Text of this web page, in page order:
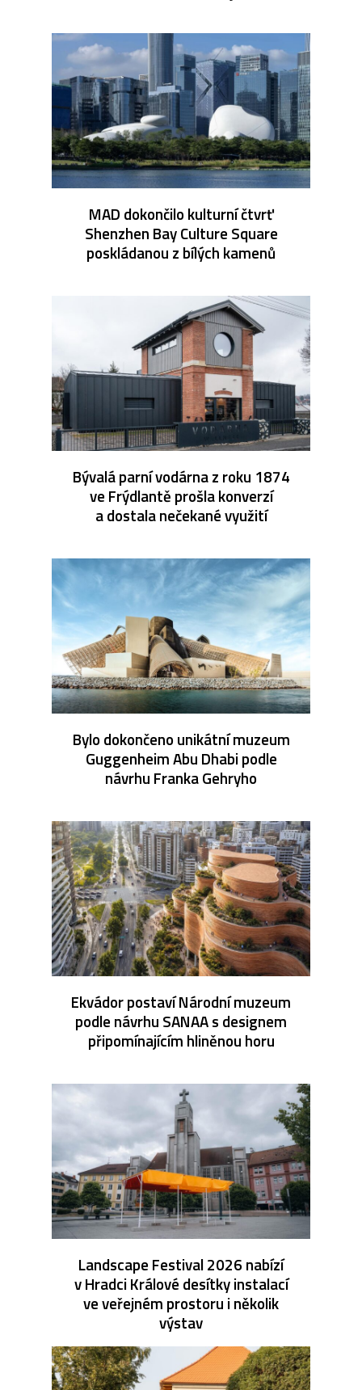
MAD dokončilo kulturní čtvrť
Shenzhen Bay Culture Square
poskládanou z bílých kamenů
Bývalá parní vodárna z roku 1874
ve Frýdlantě prošla konverzí
a dostala nečekané využití
Bylo dokončeno unikátní muzeum
Guggenheim Abu Dhabi podle
návrhu Franka Gehryho
Ekvádor postaví Národní muzeum
podle návrhu SANAA s designem
připomínajícím hliněnou horu
Landscape Festival 2026 nabízí
v Hradci Králové desítky instalací
ve veřejném prostoru i několik
výstav